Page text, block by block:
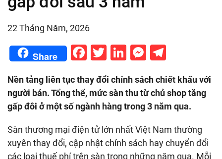
22 Tháng Năm, 2026
Share Facebook
Twitter
LinkedIn
Nền tảng liên tục thay đổi chính sách chiết khấu với
người bán. Tổng thể, mức sàn thu từ chủ shop tăng
gấp đôi ở một số ngành hàng trong 3 năm qua.
Sàn thương mại điện tử lớn nhất Việt Nam thường
xuyên thay đổi, cập nhật chính sách hay chuyển đổi
các loại thuế phí trên sàn trong những năm qua. Mỗi